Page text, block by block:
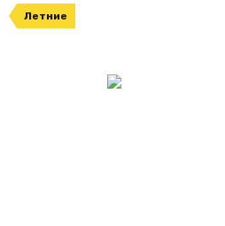
Летние